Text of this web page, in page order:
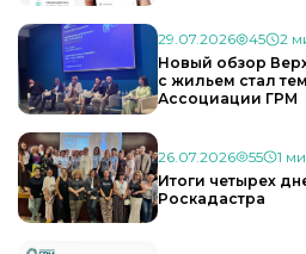
29.07.2026 45
2
Новый обзор
с жильем стал
Ассоциации ГРМ
26.07.2026 55
1
Итоги четырех
Роскадастра